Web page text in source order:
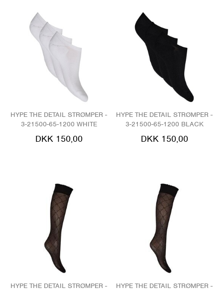
HYPE THE DETAIL STRØMPER -
3-21500-65-1200 WHITE
DKK 150,00
HYPE THE DETAIL STRØMPER -
3-21500-65-1200 BLACK
DKK 150,00
HYPE THE DETAIL STRØMPER -
HYPE THE DETAIL STRØMPER -